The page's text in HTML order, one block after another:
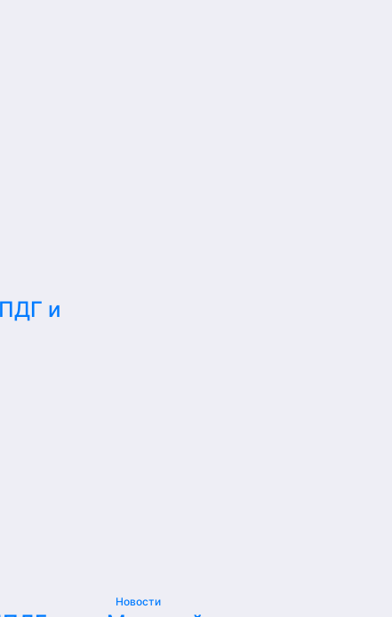
и
Новости